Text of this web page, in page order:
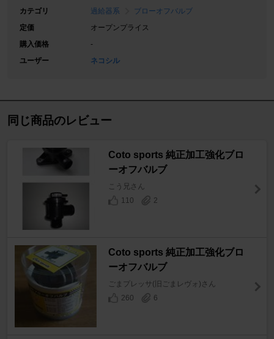
カテゴリ
過給器系
ブローオフバルブ
定価
オープンプライス
購入価格
-
ユーザー
ネコシル
同じ商品のレビュー
Coto sports 純正加工強化ブロ
ーオフバルブ
こう兄さん
110
2
Coto sports 純正加工強化ブロ
ーオフバルブ
ごまプレッサ(旧ごまレヴォ)さん
260
6